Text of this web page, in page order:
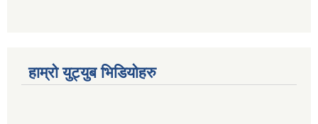
हाम्रो युट्युब भिडियोहरु